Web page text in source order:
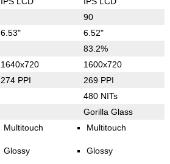
90
6.53" 6.52"
83.2%
1640x720 1600x720
274 PPI 269 PPI
480 NITs
Gorilla Glass
Multitouch
Glossy
Multitouch
Glossy